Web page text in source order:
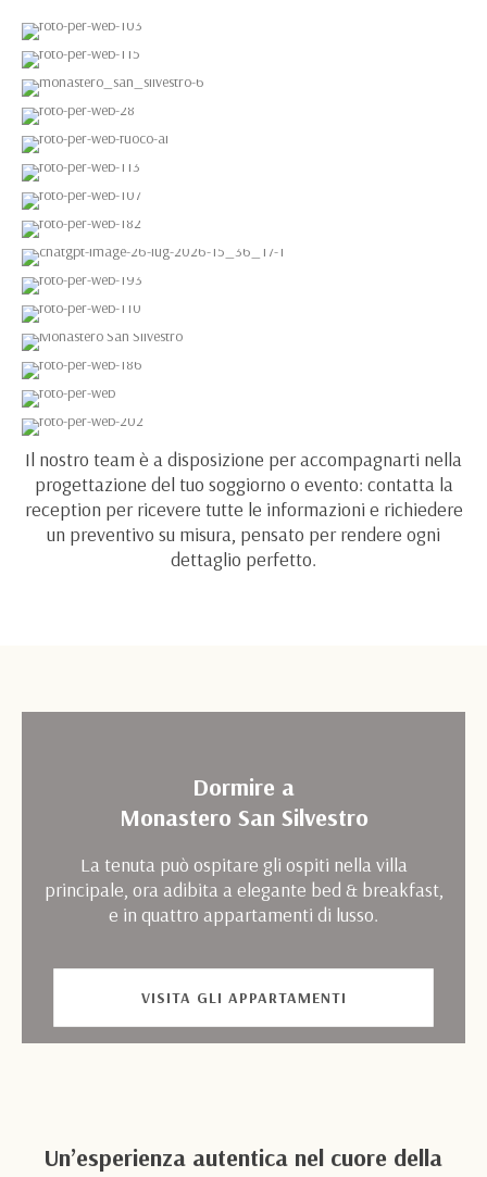
Il nostro team è a disposizione per accompagnarti nella
progettazione del tuo soggiorno o evento: contatta la
reception per ricevere tutte le informazioni e richiedere
un preventivo su misura, pensato per rendere ogni
dettaglio perfetto.
Dormire a
Monastero San Silvestro
La tenuta può ospitare gli ospiti nella villa
principale, ora adibita a elegante bed & breakfast,
e in quattro appartamenti di lusso.
VISITA GLI APPARTAMENTI
Un’esperienza autentica nel cuore della